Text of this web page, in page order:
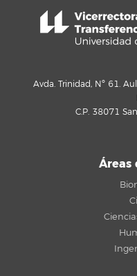
Avda. Trinidad, Nº 61.
C.P. 38071
Áreas